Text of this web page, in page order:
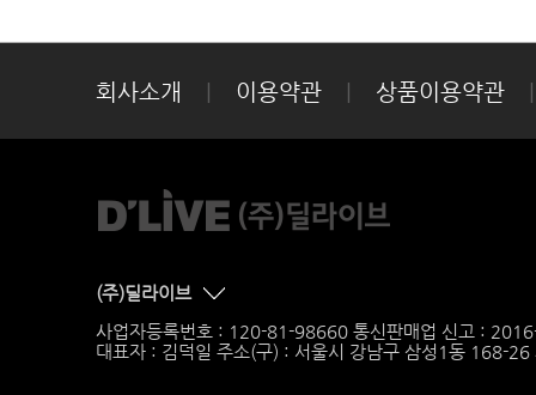
회사소개 이용약관 상품이용약관
(주)딜라이브
사업자등록번호 : 120-81-98660 통신판매업 신고 :
대표자 : 김덕일 주소(구) : 서울시 강남구 삼성1동 168-